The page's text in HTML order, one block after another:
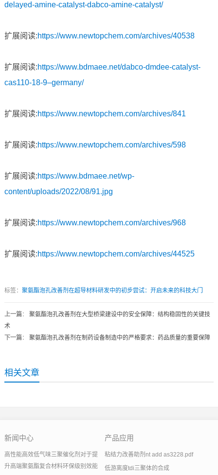
delayed-amine-catalyst-dabco-amine-catalyst/
扩展阅读:https://www.newtopchem.com/archives/40538
扩展阅读:https://www.bdmaee.net/dabco-dmdee-catalyst-
cas110-18-9–germany/
扩展阅读:https://www.newtopchem.com/archives/841
扩展阅读:https://www.newtopchem.com/archives/598
扩展阅读:https://www.bdmaee.net/wp-
content/uploads/2022/08/91.jpg
扩展阅读:https://www.newtopchem.com/archives/968
扩展阅读:https://www.newtopchem.com/archives/44525
标签： 聚氨酯泡孔改善剂在超导材料研发中的初步尝试：开启未来的科技大门
上一篇： 聚氨酯泡孔改善剂在大型桥梁建设中的安全保障：结构稳固性的关键技
术
下一篇： 聚氨酯泡孔改善剂在制药设备制造中的严格要求：药品质量的重要保障
相关文章
新闻中心
高性能高效低气味三聚催化剂对于提
升高端聚氨酯复合材料环保级别效能
产品应用
粘结力改善助剂nt add as3228.pdf
低游离度tdi三聚体的合成